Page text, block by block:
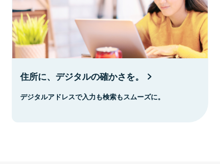
住所に、デジタルの確かさを。
デジタルアドレスで入力も検索もスムーズに。